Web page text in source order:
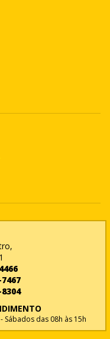
Sábados das 08h às 15h